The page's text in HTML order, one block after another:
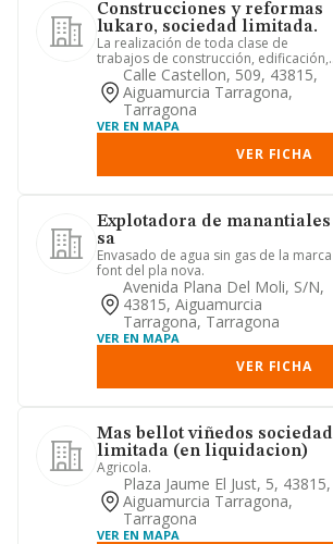
Construcciones y reformas
lukaro, sociedad limitada.
La realización de toda clase de
trabajos de construcción, edificación,
rehabilitación, reforma, rep...
Calle Castellon, 509, 43815,
Aiguamurcia Tarragona,
Tarragona
VER EN MAPA
VER FICHA
Explotadora de manantiales
sa
Envasado de agua sin gas de la marca
font del pla nova.
Avenida Plana Del Moli, S/n,
43815, Aiguamurcia
Tarragona, Tarragona
VER EN MAPA
VER FICHA
Mas bellot viñedos sociedad
limitada (en liquidacion)
Agricola.
Plaza Jaume El Just, 5, 43815,
Aiguamurcia Tarragona,
Tarragona
VER EN MAPA